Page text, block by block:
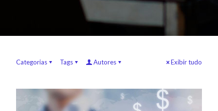
Categorias Tags Autores Exibir tudo